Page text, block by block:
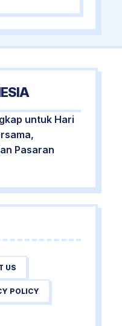
untuk Hari
Pasaran
US
POLICY